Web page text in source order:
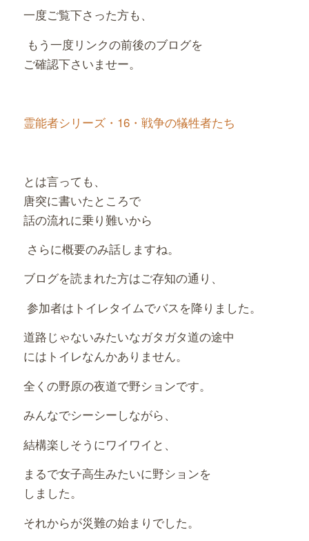
一度ご覧下さった方も、
もう一度リンクの前後のブログを
ご確認下さいませー。
霊能者シリーズ・16・戦争の犠牲者たち
とは言っても、
唐突に書いたところで
話の流れに乗り難いから
さらに概要のみ話しますね。
ブログを読まれた方はご存知の通り、
参加者はトイレタイムでバスを降りました。
道路じゃないみたいなガタガタ道の途中
にはトイレなんかありません。
全くの野原の夜道で野ションです。
みんなでシーシーしながら、
結構楽しそうにワイワイと、
まるで女子高生みたいに野ションを
しました。
それからが災難の始まりでした。